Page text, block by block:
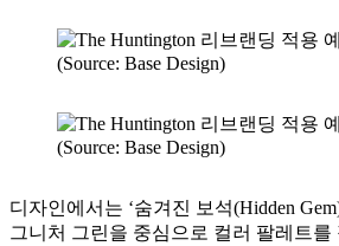
(Source: Base Design)
(Source: Base Design)
디자인에서는 ‘숨겨진 보석(Hidden
그니처 그린을 중심으로 컬러 팔레트를